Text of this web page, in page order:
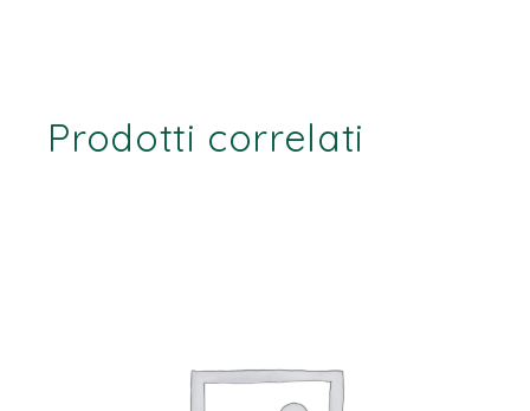
Prodotti correlati